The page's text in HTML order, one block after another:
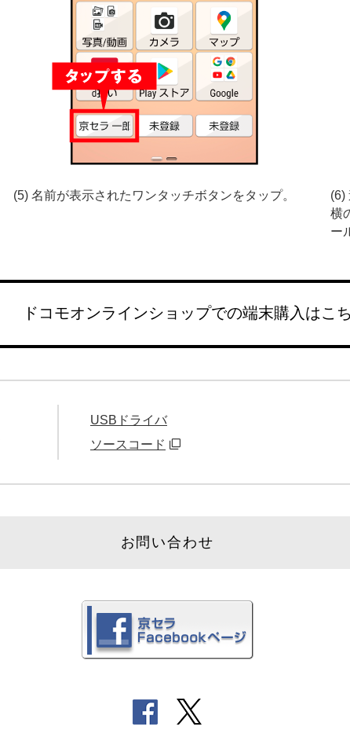
(5) 名前が表示されたワンタッチボタンをタップ。
(6)
横
ー
ドコモオンラインショップでの端末購入はこ
USBドライバ
ソースコード
お問い合わせ